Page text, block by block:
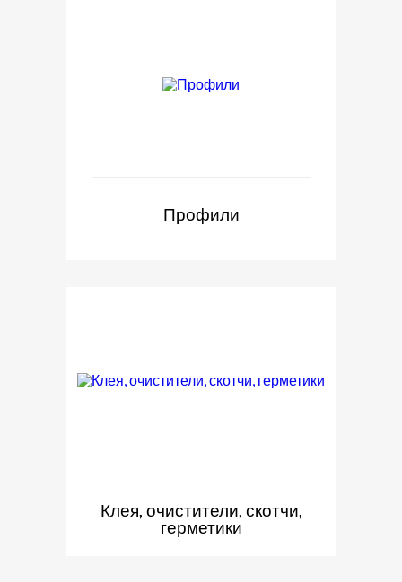
Профили
Клея, очистители, скотчи,
герметики